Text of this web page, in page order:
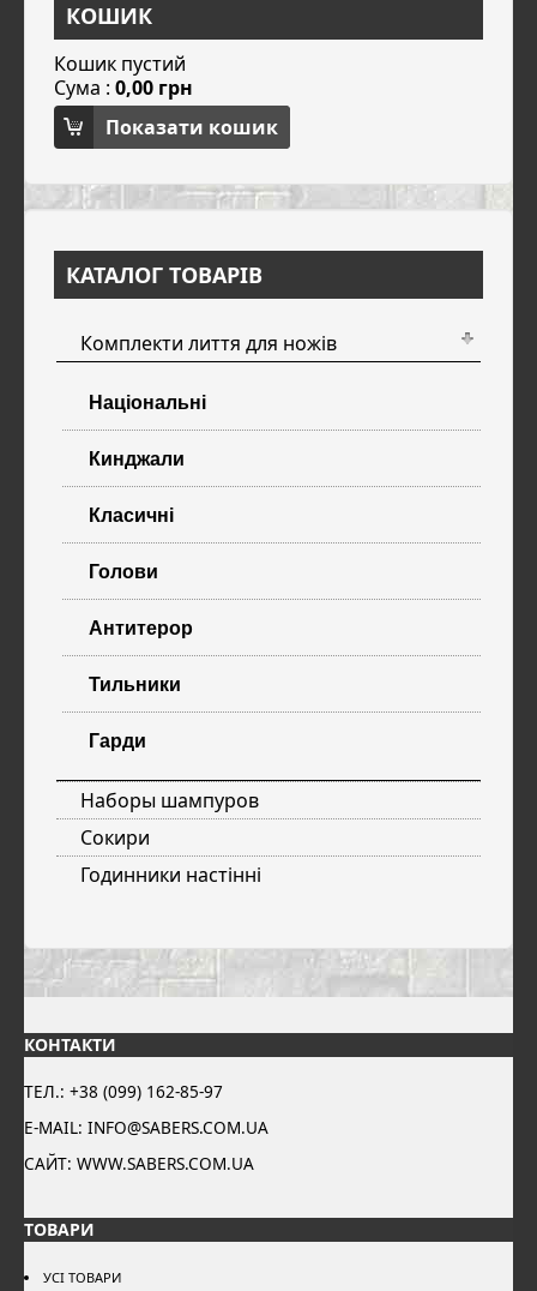
КОШИК
Кошик пустий
Сума : 0,00 грн
Показати кошик
КАТАЛОГ ТОВАРІВ
Комплекти лиття для ножів
Національні
Кинджали
Класичні
Голови
Антитерор
Тильники
Гарди
Наборы шампуров
Сокири
Годинники настінні
КОНТАКТИ
ТЕЛ.: +38 (099) 162-85-97
E-MAIL: INFO@SABERS.COM.UA
САЙТ: WWW.SABERS.COM.UA
ТОВАРИ
УСІ ТОВАРИ